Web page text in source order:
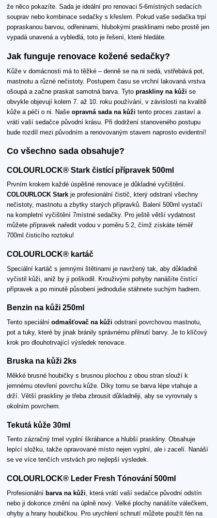
že něco pokazíte. Sada je ideální pro renovaci 5-6místných sedacích
souprav nebo kombinace sedačky s křeslem. Pokud vaše sedačka trpí
popraskanou barvou, odřeninami, hlubokými prasklinami nebo prostě jen
vypadá unavená a vybledlá, toto je řešení, které hledáte.
Jak funguje renovace kožené sedačky?
Kůže v domácnosti má to těžké – denně se na ni sedá, vstřebává pot,
mastnotu a různé nečistoty. Postupem času se vrchní lakovaná vrstva
ošoupá a začne praskat samotná barva. Tyto praskliny na kůži se
obvykle objevují kolem 7. až 10. roku používání, v závislosti na kvalitě
kůže a péči o ni. Naše opravná sada na kůži tento proces zastaví a
vrátí vaší sedačce původní krásu. Při dodržení stanoveného postupu
bude rozdíl mezi původním a renovovaným stavem naprosto evidentní!
Co všechno sada obsahuje?
COLOURLOCK® Stark čistící přípravek 500ml
Prvním krokem každé úspěšné renovace je důkladné vyčištění.
COLOURLOCK Stark je profesionální čistič, který odstraní všechny
nečistoty, mastnotu a zbytky starých přípravků. Balení 500ml vystačí
na kompletní vyčištění 7místné sedačky. Pro ještě větší vydatnost
můžete přípravek naředit vodou v poměru 5:2, čímž získáte téměř
700ml čisticího roztoku!
COLOURLOCK® kartáč
Speciální kartáč s jemnými štětinami je navržený tak, aby důkladně
vyčistil kůži, aniž by ji poškodil. Krouživými pohyby nanášíte čistící
přípravek a po minutě působení jednoduše stáhnete suchým hadrem.
Benzin na kůži 250ml
Tento speciální odmašťovač na kůži odstraní povrchovou mastnotu,
pot a tuky, které by jinak bránily správnému přilnutí barvy. Je to klíčový
krok pro dlouhotrvající výsledek renovace.
Bruska na kůži 2ks
Měkké brusné houbičky s brusnou plochou z obou stran slouží k
jemnému otevření povrchu kůže. Díky tomu se barva lépe vtahuje a
drží. Větší praskliny je třeba zbrousit důkladněji, aby se vyrovnaly s
okolním povrchem.
Tekutá kůže 30ml
Tento zázračný tmel vyplní škrábance a hlubší praskliny. Obsahuje
lepící složku, takže opravované místo nejen vyplní, ale i zacelí. Nanáší
se ve více tenčích vrstvách pro nejlepší výsledek.
COLOURLOCK® Leder Fresh Tónování 500ml
Profesionální barva na kůži , která vrátí vaší sedačce původní odstín
nebo ji dokonce změní na úplně nový. Velké plochy nanášíte válečkem,
ohyby a hrany houbičkou. Pro urychlení schnutí můžete použít fén na